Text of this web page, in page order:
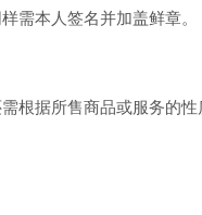
需本人签名并加盖鲜章。
根据所售商品或服务的性